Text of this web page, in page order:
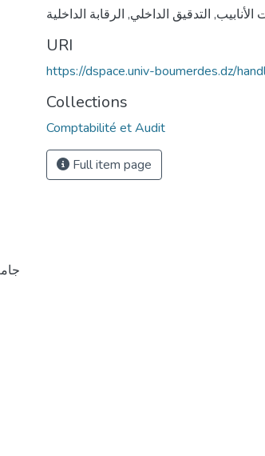
, التدقيق الداخلي, الرقابة الداخلية
URI
https://dspace.univ-boumerdes.dz/
Collections
Comptabilité et Audit
Full item page